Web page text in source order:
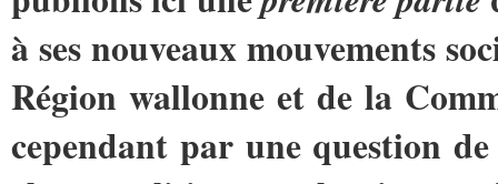
à ses nouveaux mouvements
Région wallonne et de la
cependant par une question